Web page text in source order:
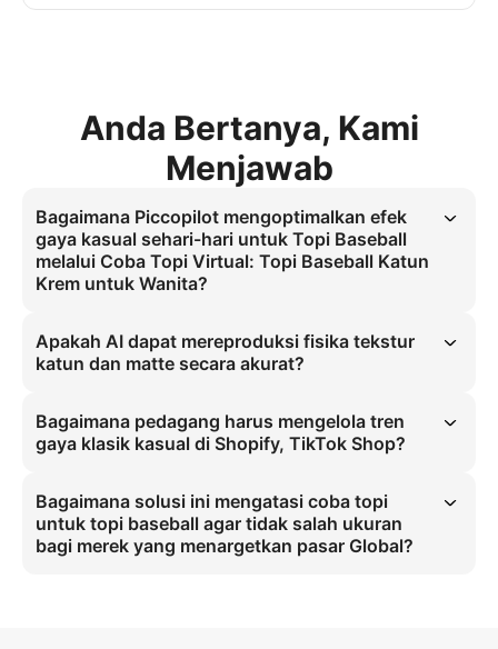
Anda Bertanya, Kami
Menjawab
Bagaimana Piccopilot mengoptimalkan efek
gaya kasual sehari-hari untuk Topi Baseball
melalui Coba Topi Virtual: Topi Baseball Katun
Krem untuk Wanita?
ukuran pada coba topi uniseks. Solusi ini mengatasi kesalahan
ukuran topi baseball melalui simulasi penempatan topi pada model
Apakah AI dapat mereproduksi fisika tekstur
katun dan matte secara akurat?
material katun. Tekstur katun matte dipertahankan di bawah
Pencahayaan Studio Lembut Merata, memungkinkan coba topi
virtual yang benar-benar realistis tanpa perlu sampel fisik.
Bagaimana pedagang harus mengelola tren
gaya klasik kasual di Shopify, TikTok Shop?
wajib menerapkannya di Shopify, TikTok Shop dengan rasio aspek
4:5 untuk menampilkan detail katun, mengatasi masalah ukuran bagi
pembeli uniseks di pasar Global.
Bagaimana solusi ini mengatasi coba topi
untuk topi baseball agar tidak salah ukuran
bagi merek yang menargetkan pasar Global?